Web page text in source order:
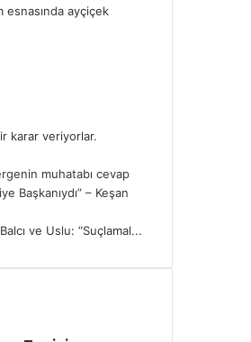
ayçiçek
karar veriyorlar.
muhatabı cevap
Başkanıydı” – Keşan
ve Uslu: “Suçlamal...